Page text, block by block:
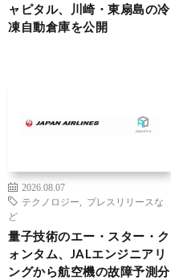
ャピタル、川崎・東扇島の冷
凍自動倉庫を公開
2026.08.07
テクノロジー
プレスリリースな
ど
量子技術のエー・スター・ク
ォンタム、JALエンジニアリ
ングから航空機の故障予測分